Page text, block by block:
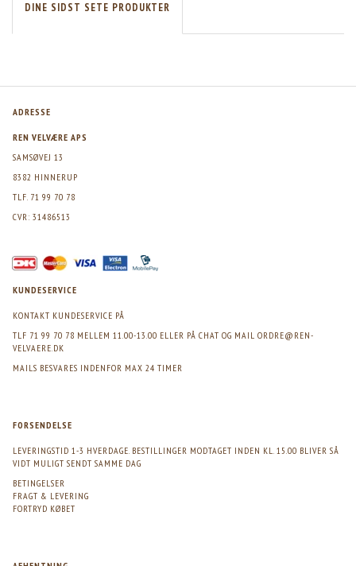
DINE SIDST SETE PRODUKTER
ADRESSE
REN VELVÆRE APS
SAMSØVEJ 13
8382 HINNERUP
TLF. 71 99 70 78
CVR: 31486513
KUNDESERVICE
KONTAKT KUNDESERVICE PÅ
TLF 71 99 70 78 MELLEM 11.00-13.00 ELLER PÅ CHAT OG MAIL ORDRE@REN-
VELVAERE.DK
MAILS BESVARES INDENFOR MAX 24 TIMER
FORSENDELSE
LEVERINGSTID 1-3 HVERDAGE. BESTILLINGER MODTAGET INDEN KL. 15.00 BLIVER SÅ
VIDT MULIGT SENDT SAMME DAG
BETINGELSER
FRAGT & LEVERING
FORTRYD KØBET